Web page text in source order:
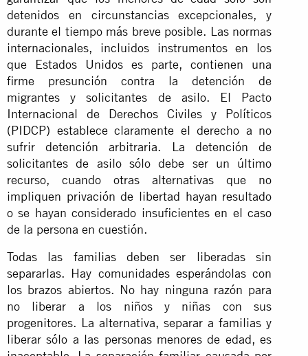
detenidos en circunstancias excepcionales, y
durante el tiempo más breve posible. Las normas
internacionales, incluidos instrumentos en los
que Estados Unidos es parte, contienen una
firme presunción contra la detención de
migrantes y solicitantes de asilo. El Pacto
Internacional de Derechos Civiles y Políticos
(PIDCP) establece claramente el derecho a no
sufrir detención arbitraria. La detención de
solicitantes de asilo sólo debe ser un último
recurso, cuando otras alternativas que no
impliquen privación de libertad hayan resultado
o se hayan considerado insuficientes en el caso
de la persona en cuestión.
Todas las familias deben ser liberadas sin
separarlas. Hay comunidades esperándolas con
los brazos abiertos. No hay ninguna razón para
no liberar a los niños y niñas con sus
progenitores. La alternativa, separar a familias y
liberar sólo a las personas menores de edad, es